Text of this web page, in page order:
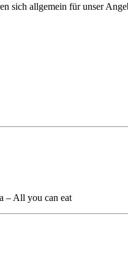
sich allgemein für unser
– All you can eat